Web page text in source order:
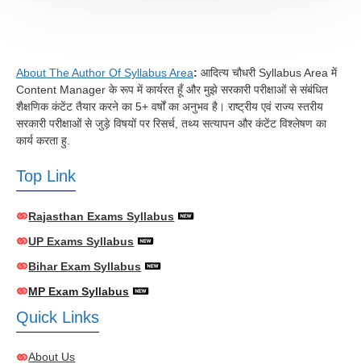
About The Author Of Syllabus Area: आदित्य चौधरी Syllabus Area में
Content Manager के रूप में कार्यरत हूँ और मुझे सरकारी परीक्षाओं से संबंधित
शैक्षणिक कंटेंट तैयार करने का 5+ वर्षों का अनुभव है। राष्ट्रीय एवं राज्य स्तरीय
सरकारी परीक्षाओं से जुड़े विषयों पर रिसर्च, तथ्य सत्यापन और कंटेंट विश्लेषण का
कार्य करता हु.
Top Link
Rajasthan Exams Syllabus
UP Exams Syllabus
Bihar Exam Syllabus
MP Exam Syllabus
Quick Links
About Us